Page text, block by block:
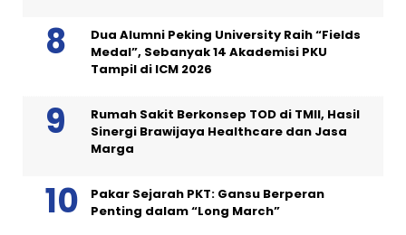
Dua Alumni Peking University Raih “Fields
Medal”, Sebanyak 14 Akademisi PKU
Tampil di ICM 2026
Rumah Sakit Berkonsep TOD di TMII, Hasil
Sinergi Brawijaya Healthcare dan Jasa
Marga
Pakar Sejarah PKT: Gansu Berperan
Penting dalam “Long March”